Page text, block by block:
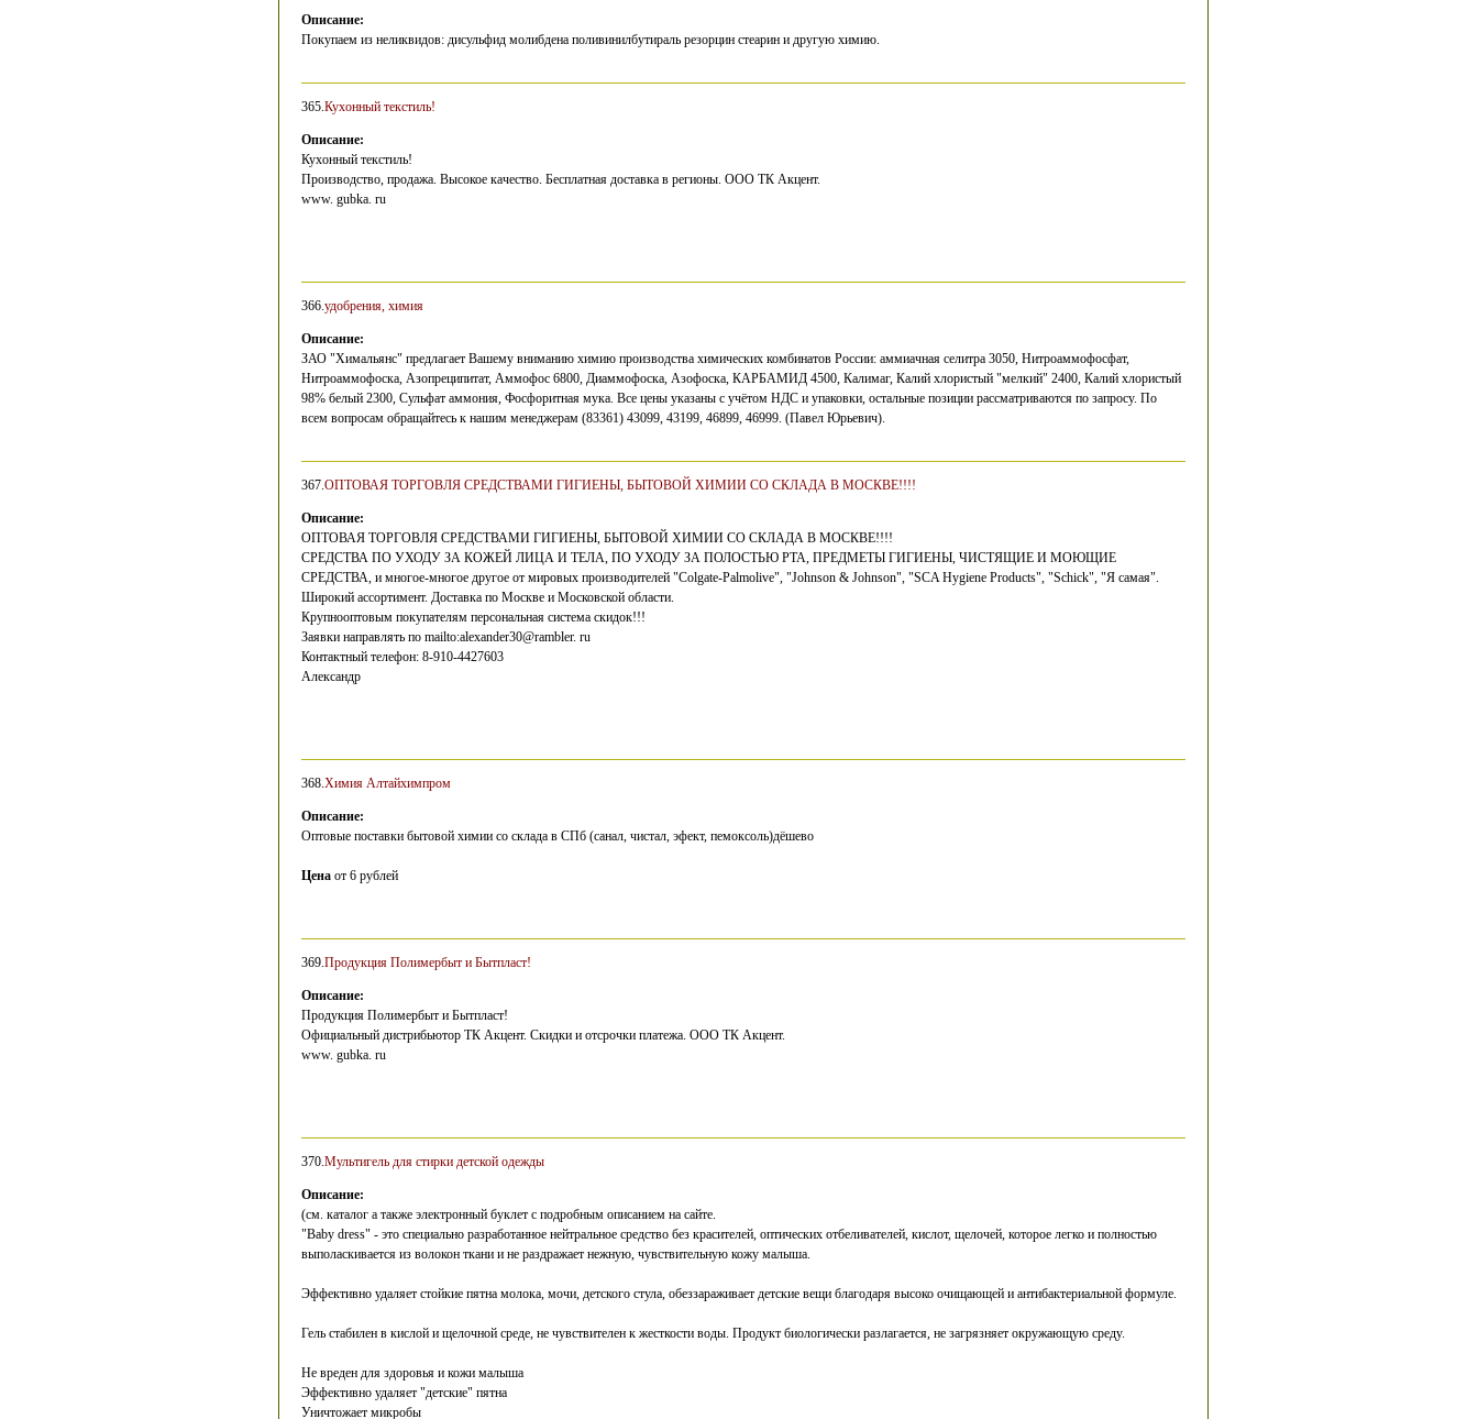
Описание:
Покупаем из неликвидов: дисульфид молибдена поливинилбутираль резорцин стеарин и другую химию.
365.Кухонный текстиль!
Описание:
Кухонный текстиль!
Производство, продажа. Высокое качество. Бесплатная доставка в регионы. ООО ТК Акцент.
www. gubka. ru
366.удобрения, химия
Описание:
ЗАО "Химальянс" предлагает Вашему вниманию химию производства химических комбинатов России: аммиачная селитра 3050, Нитроаммофосфат,
Нитроаммофоска, Азопреципитат, Аммофос 6800, Диаммофоска, Азофоска, КАРБАМИД 4500, Калимаг, Калий хлористый "мелкий" 2400, Калий хлористый
98% белый 2300, Сульфат аммония, Фосфоритная мука. Все цены указаны с учётом НДС и упаковки, остальные позиции рассматриваются по запросу. По
всем вопросам обращайтесь к нашим менеджерам (83361) 43099, 43199, 46899, 46999. (Павел Юрьевич).
367.ОПТОВАЯ ТОРГОВЛЯ СРЕДСТВАМИ ГИГИЕНЫ, БЫТОВОЙ ХИМИИ СО СКЛАДА В МОСКВЕ!!!!
Описание:
ОПТОВАЯ ТОРГОВЛЯ СРЕДСТВАМИ ГИГИЕНЫ, БЫТОВОЙ ХИМИИ СО СКЛАДА В МОСКВЕ!!!!
СРЕДСТВА ПО УХОДУ ЗА КОЖЕЙ ЛИЦА И ТЕЛА, ПО УХОДУ ЗА ПОЛОСТЬЮ РТА, ПРЕДМЕТЫ ГИГИЕНЫ, ЧИСТЯЩИЕ И МОЮЩИЕ
СРЕДСТВА, и многое-многое другое от мировых производителей "Colgate-Palmolive", "Johnson & Johnson", "SCA Hygiene Products", "Schick", "Я самая".
Широкий ассортимент. Доставка по Москве и Московской области.
Крупнооптовым покупателям персональная система скидок!!!
Заявки направлять по mailto:alexander30@rambler. ru
Контактный телефон: 8-910-4427603
Александр
368.Химия Алтайхимпром
Описание:
Оптовые поставки бытовой химии со склада в СПб (санал, чистал, эфект, пемоксоль)дёшево
Цена от 6 рублей
369.Продукция Полимербыт и Бытпласт!
Описание:
Продукция Полимербыт и Бытпласт!
Официальный дистрибьютор ТК Акцент. Скидки и отсрочки платежа. ООО ТК Акцент.
www. gubka. ru
370.Мультигель для стирки детской одежды
Описание:
(см. каталог а также электронный буклет с подробным описанием на сайте.
"Baby dress" - это специально разработанное нейтральное средство без красителей, оптических отбеливателей, кислот, щелочей, которое легко и полностью
выполаскивается из волокон ткани и не раздражает нежную, чувствительную кожу малыша.
Эффективно удаляет стойкие пятна молока, мочи, детского стула, обеззараживает детские вещи благодаря высоко очищающей и антибактериальной формуле.
Гель стабилен в кислой и щелочной среде, не чувствителен к жесткости воды. Продукт биологически разлагается, не загрязняет окружающую среду.
Не вреден для здоровья и кожи малыша
Эффективно удаляет "детские" пятна
Уничтожает микробы